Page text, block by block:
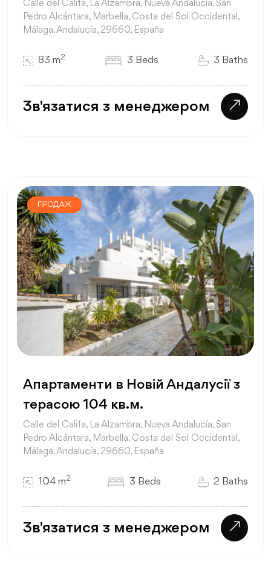
Calle del Califa, La Alzambra, Nueva Andalucía, San
Pedro Alcántara, Marbella, Costa del Sol Occidental,
Málaga, Andalucía, 29660, España
83 m2 3 Beds 3 Baths
Зв'язатися з менеджером
ПРОДАЖ
Апартаменти в Новій Андалусії з
терасою 104 кв.м.
Calle del Califa, La Alzambra, Nueva Andalucía, San
Pedro Alcántara, Marbella, Costa del Sol Occidental,
Málaga, Andalucía, 29660, España
104 m2 3 Beds 2 Baths
Зв'язатися з менеджером